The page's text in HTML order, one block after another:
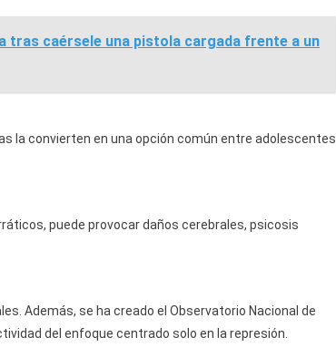
tras caérsele una pistola cargada frente a un
la convierten en una opción común entre adolescentes
puede provocar daños cerebrales, psicosis
Además, se ha creado el Observatorio Nacional de
del enfoque centrado solo en la represión.